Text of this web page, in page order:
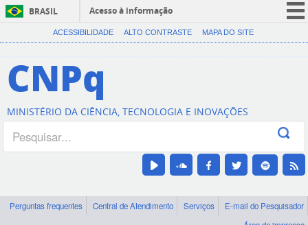
BRASIL
Acesso à informação
CORONAVÍRUS (COVID-19)
Canais
ACESSIBILIDADE ALTO CONTRASTE MAPA DO SITE
CNPq
MINISTÉRIO DA CIÊNCIA, TECNOLOGIA E INOVAÇÕES
Perguntas frequentes Central de Atendimento Serviços
E-mail do Pesquisador